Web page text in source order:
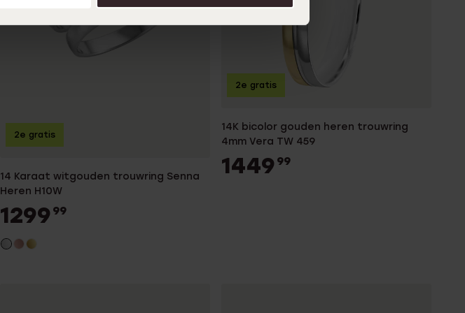
14 Karaat witgouden trouwring Senna
Heren H10W
1299 99
2e gratis
14K bicolor gouden heren trouwring
4mm Vera TW 459
1449 99
2e gratis